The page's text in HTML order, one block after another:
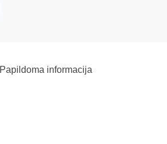
Papildoma informacija